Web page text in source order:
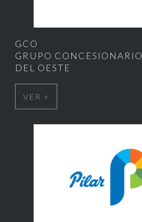
GCO
GRUPO CONCESIONARIO
DEL OESTE
VER +